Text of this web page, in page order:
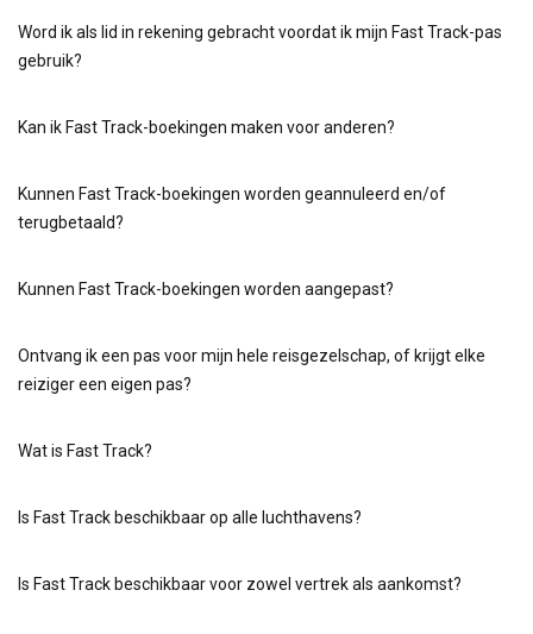
Word ik als lid in rekening gebracht voordat ik mijn Fast Track-pas
gebruik?
Kan ik Fast Track-boekingen maken voor anderen?
Kunnen Fast Track-boekingen worden geannuleerd en/of
terugbetaald?
Kunnen Fast Track-boekingen worden aangepast?
Ontvang ik een pas voor mijn hele reisgezelschap, of krijgt elke
reiziger een eigen pas?
Wat is Fast Track?
Is Fast Track beschikbaar op alle luchthavens?
Is Fast Track beschikbaar voor zowel vertrek als aankomst?